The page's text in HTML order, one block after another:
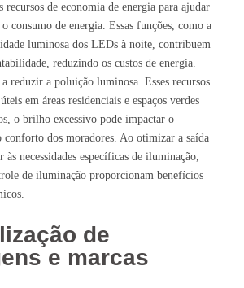
recursos de economia de energia para ajudar
consumo de energia. Essas funções, como a
luminosa dos LEDs à noite, contribuem
reduzindo os custos de energia.
reduzir a poluição luminosa. Esses recursos
em áreas residenciais e espaços verdes
o brilho excessivo pode impactar o
conforto dos moradores. Ao otimizar a saída
necessidades específicas de iluminação,
de iluminação proporcionam benefícios
de
e marcas